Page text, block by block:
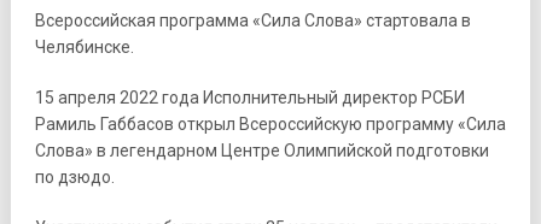
Всероссийская программа «Сила Слова» стартовала в
Челябинске.
15 апреля 2022 года Исполнительный директор РСБИ
Рамиль Габбасов открыл Всероссийскую программу «Сила
Слова» в легендарном Центре Олимпийской подготовки
по дзюдо.